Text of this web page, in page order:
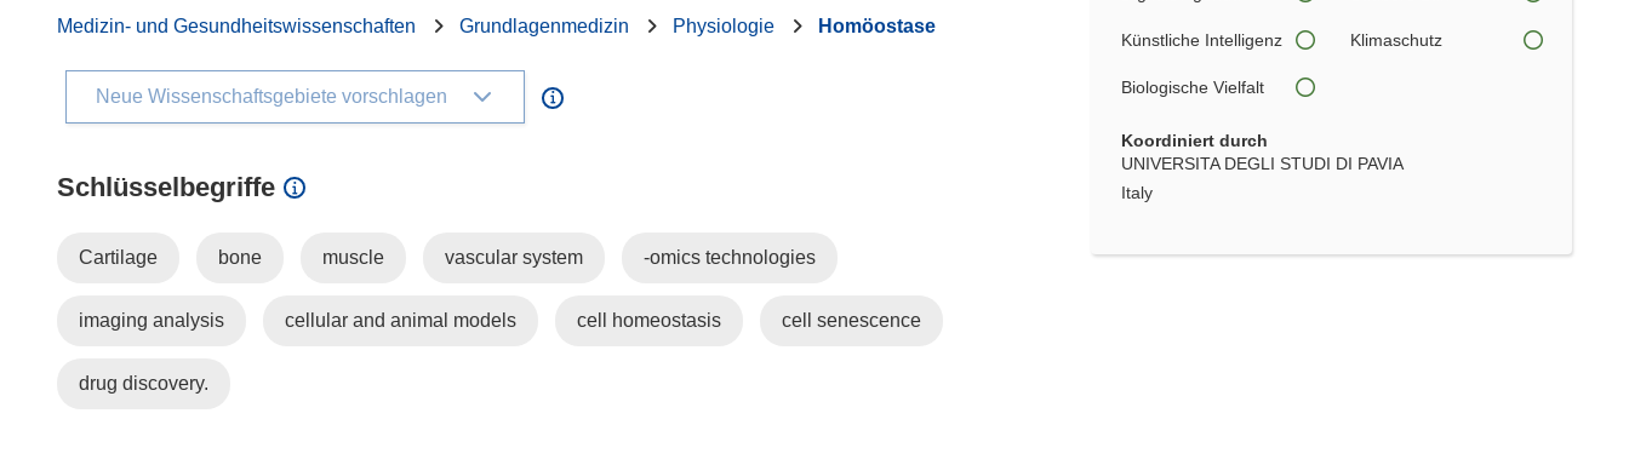
Künstliche Intelligenz Klimaschutz
Biologische Vielfalt
Koordiniert durch
UNIVERSITA DEGLI STUDI DI PAVIA
Italy
Medizin- und Gesundheitswissenschaften
Grundlagenmedizin Physiologie Homöostase
Neue Wissenschaftsgebiete vorschlagen
Schlüsselbegriffe
Cartilage bone muscle vascular system -omics technologies
imaging analysis cellular and animal models cell homeostasis cell senescence
drug discovery.